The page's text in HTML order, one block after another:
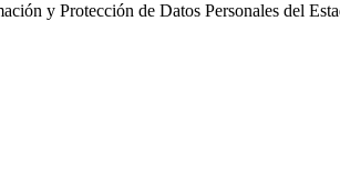
y Protección de Datos Personales del